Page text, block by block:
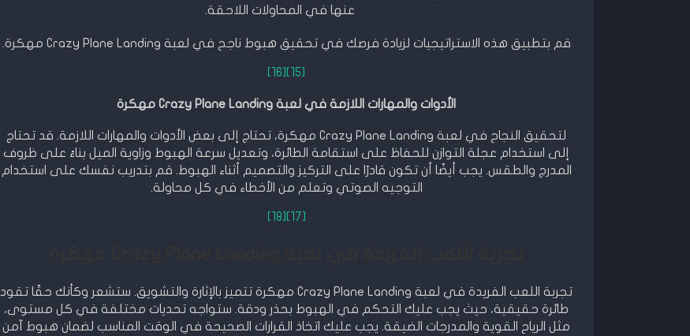
عنها في المحاولات اللاحقة.
قم بتطبيق هذه الاستراتيجيات لزيادة فرصك في تحقيق هبوط ناجح في لعبة Crazy Plane Landing مهكرة.
[15]
[16]
الأدوات والمهارات اللازمة في لعبة Crazy Plane Landing مهكرة
لتحقيق النجاح في لعبة Crazy Plane Landing مهكرة، تحتاج إلى بعض الأدوات والمهارات اللازمة. قد تحتاج
إلى استخدام عجلة التوازن للحفاظ على استقامة الطائرة، وتعديل سرعة الهبوط وزاوية الميل بناءً على ظروف
المدرج والطقس. يجب أيضًا أن تكون قادرًا على التركيز والتصميم أثناء الهبوط. قم بتدريب نفسك على استخدام
التوجيه الصوتي وتعلم من الأخطاء في كل محاولة.
[17]
[18]
تجربة اللعب الفريدة في لعبة Crazy Plane Landing مهكرة تتميز بالإثارة والتشويق. ستشعر وكأنك حقًا تقود
طائرة حقيقية، حيث يجب عليك التحكم في الهبوط بحذر ودقة. ستواجه تحديات مختلفة في كل مستوى،
مثل الرياح القوية والمدرجات الضيقة. يجب عليك اتخاذ القرارات الصحيحة في الوقت المناسب لضمان هبوط آمن